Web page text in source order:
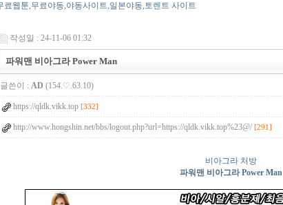
작성일 : 24-11-06 01:32
파워맨 비아그라 Power Man
글쓴이 : AD (154.♡.63.10)
https://qldk.vikk.top [332]
http://www.hongshin.net/bbs/logout.php?url=https://qldk.vikk.top%23@/ [291]
비아그라 처방
파워맨 비아그라 Power Man